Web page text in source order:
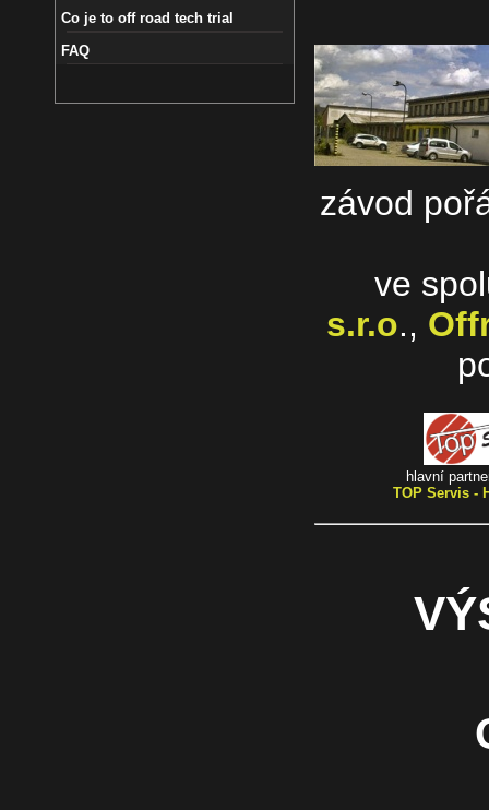
Co je to off road tech trial
FAQ
závod
ve
s.r.o.,
hlavní
TOP Servis -